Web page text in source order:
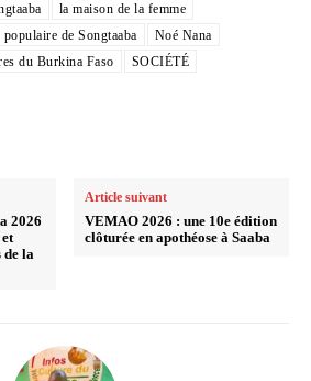
la maison de la femme
de Songtaaba
Noé Nana
du Burkina Faso
SOCIÉTÉ
2026
de la
Article suivant
VEMAO 2026 : une 10e édition
clôturée en apothéose à Saaba